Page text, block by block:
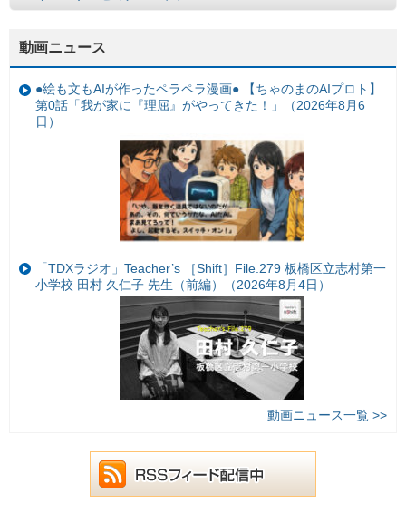
動画ニュース
●絵も文もAIが作ったペラペラ漫画● 【ちゃのまのAIプロト】
第0話「我が家に『理屈』がやってきた！」（2026年8月6
日）
「TDXラジオ」Teacher’s ［Shift］File.279 板橋区立志村第一
小学校 田村 久仁子 先生（前編）（2026年8月4日）
動画ニュース一覧 >>